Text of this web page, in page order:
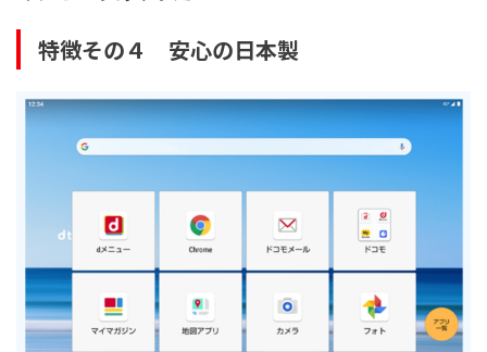
特徴その４ 安心の日本製